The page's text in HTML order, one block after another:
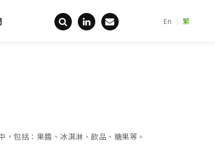
En 繁
包括：果醬、冰淇淋、飲品、糖果等。